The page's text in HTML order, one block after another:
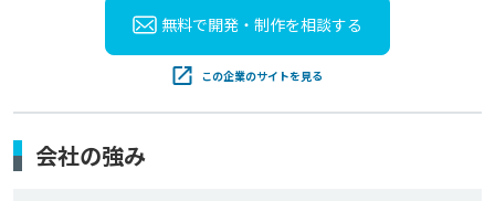
無料で開発・制作を相談する
この企業のサイトを見る
会社の強み